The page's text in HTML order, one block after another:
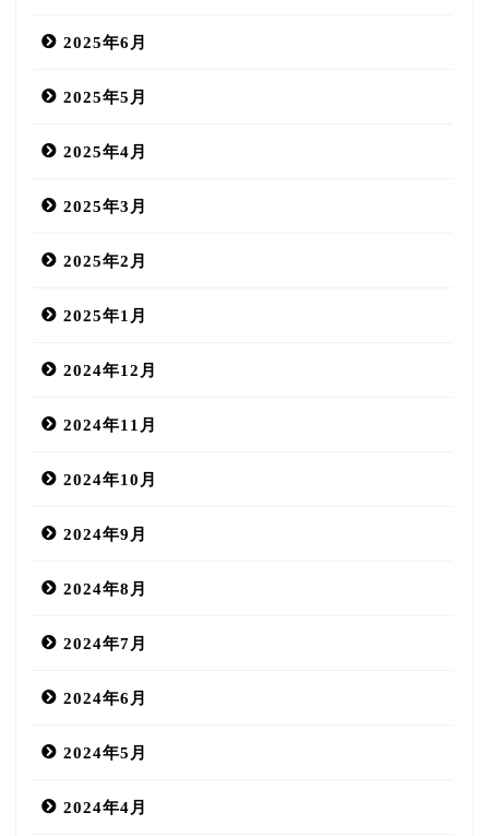
2025年6月
2025年5月
2025年4月
2025年3月
2025年2月
2025年1月
2024年12月
2024年11月
2024年10月
2024年9月
2024年8月
2024年7月
2024年6月
2024年5月
2024年4月